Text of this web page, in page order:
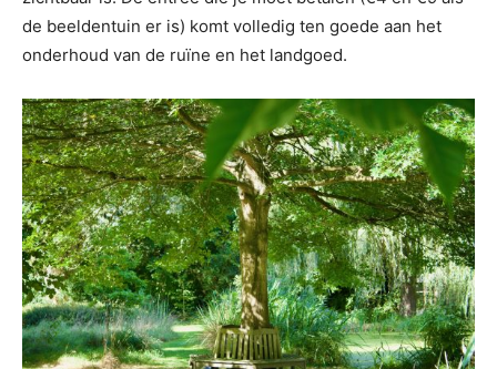
de beeldentuin er is) komt volledig ten goede aan het
onderhoud van de ruïne en het landgoed.